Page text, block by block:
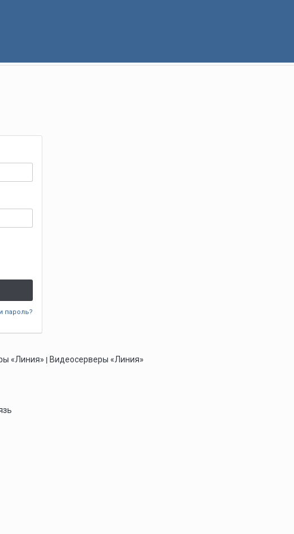
пароль?
«Линия» | Видеосерверы «Линия»